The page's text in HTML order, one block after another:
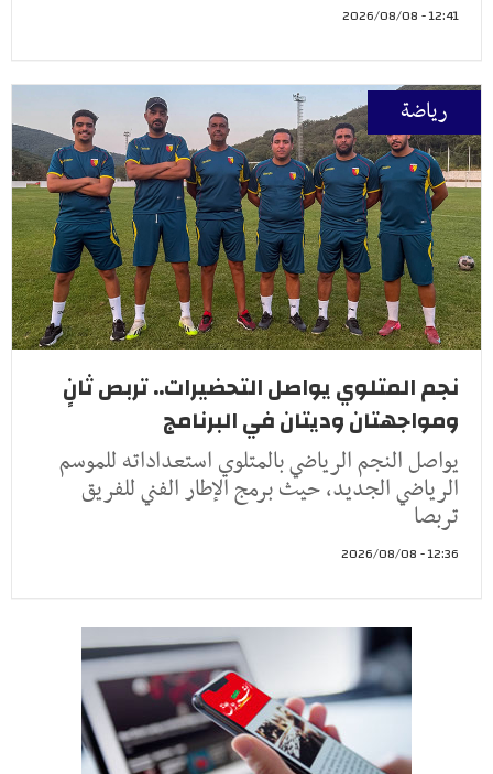
12:41 - 2026/08/08
رياضة
نجم المتلوي يواصل التحضيرات.. تربص ثانٍ
ومواجهتان وديتان في البرنامج
يواصل النجم الرياضي بالمتلوي استعداداته للموسم
الرياضي الجديد، حيث برمج الإطار الفني للفريق
تربصا
12:36 - 2026/08/08